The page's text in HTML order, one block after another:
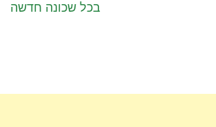
בכל שכונה חדשה